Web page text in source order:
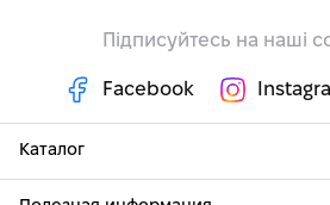
Підписуйтесь на наші
Facebook
Каталог